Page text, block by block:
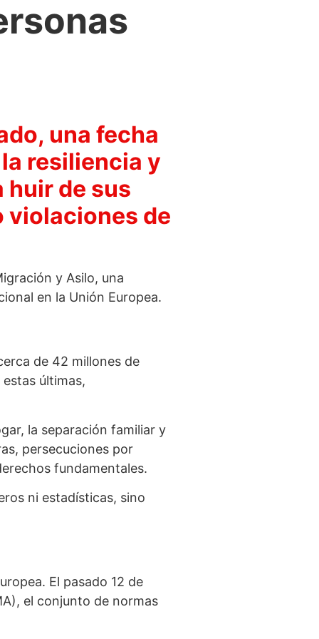
una fecha
resiliencia y
huir de sus
violaciones de
y Asilo, una
en la Unión Europea.
de 42 millones de
últimas,
la separación familiar y
persecuciones por
fundamentales.
ni estadísticas, sino
El pasado 12 de
el conjunto de normas